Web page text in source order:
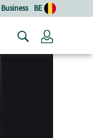
Business BE